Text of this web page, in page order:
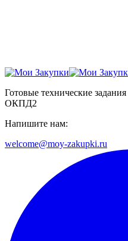
Готовые технические
ОКПД2
Напишите нам:
welcome@moy-zakupki.ru